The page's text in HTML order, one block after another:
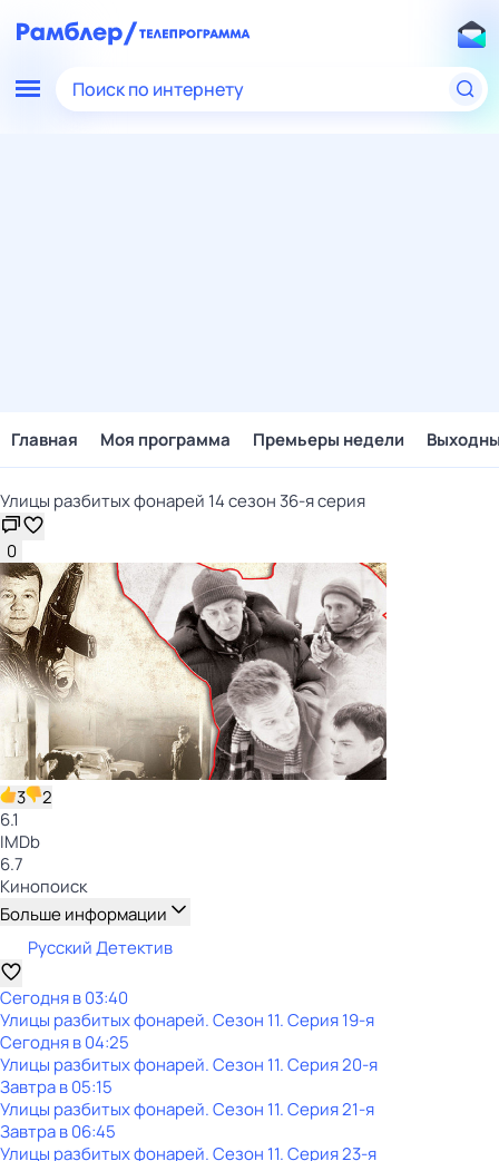
Поиск по интернету
Главная Моя программа Премьеры недели
Улицы разбитых фонарей 14 сезон 36-я серия
0
3
2
6.1
IMDb
6.7
Кинопоиск
Больше информации
Русский Детектив
Сегодня в 03:40
Улицы разбитых фонарей. Сезон 11. Серия 19-я
Сегодня в 04:25
Улицы разбитых фонарей. Сезон 11. Серия 20-я
Завтра в 05:15
Улицы разбитых фонарей. Сезон 11. Серия 21-я
Завтра в 06:45
Улицы разбитых фонарей. Сезон 11. Серия 23-я